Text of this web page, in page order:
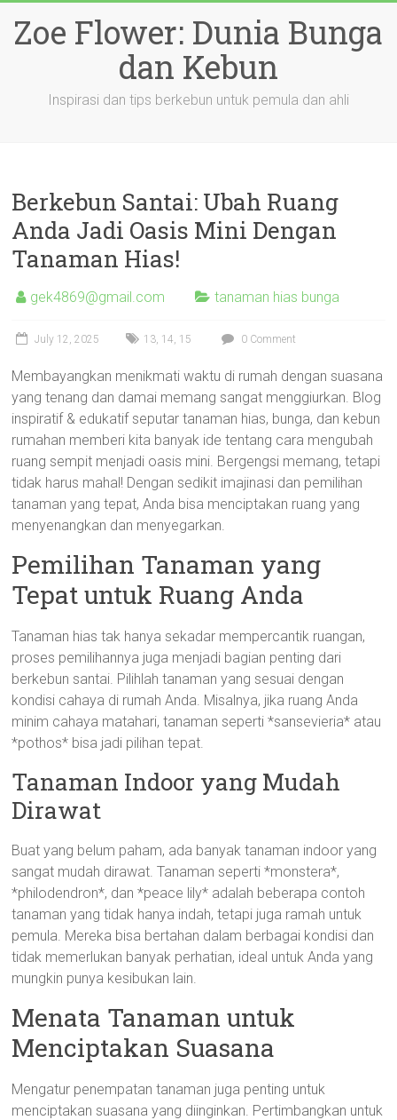
content
Zoe Flower: Dunia Bunga
dan Kebun
Inspirasi dan tips berkebun untuk pemula dan ahli
Berkebun Santai: Ubah Ruang
Anda Jadi Oasis Mini Dengan
Tanaman Hias!
gek4869@gmail.com tanaman hias bunga
July 12, 2025 13, 14, 15 0 Comment
Membayangkan menikmati waktu di rumah dengan suasana
yang tenang dan damai memang sangat menggiurkan. Blog
inspiratif & edukatif seputar tanaman hias, bunga, dan kebun
rumahan memberi kita banyak ide tentang cara mengubah
ruang sempit menjadi oasis mini. Bergengsi memang, tetapi
tidak harus mahal! Dengan sedikit imajinasi dan pemilihan
tanaman yang tepat, Anda bisa menciptakan ruang yang
menyenangkan dan menyegarkan.
Pemilihan Tanaman yang
Tepat untuk Ruang Anda
Tanaman hias tak hanya sekadar mempercantik ruangan,
proses pemilihannya juga menjadi bagian penting dari
berkebun santai. Pilihlah tanaman yang sesuai dengan
kondisi cahaya di rumah Anda. Misalnya, jika ruang Anda
minim cahaya matahari, tanaman seperti *sansevieria* atau
*pothos* bisa jadi pilihan tepat.
Tanaman Indoor yang Mudah
Dirawat
Buat yang belum paham, ada banyak tanaman indoor yang
sangat mudah dirawat. Tanaman seperti *monstera*,
*philodendron*, dan *peace lily* adalah beberapa contoh
tanaman yang tidak hanya indah, tetapi juga ramah untuk
pemula. Mereka bisa bertahan dalam berbagai kondisi dan
tidak memerlukan banyak perhatian, ideal untuk Anda yang
mungkin punya kesibukan lain.
Menata Tanaman untuk
Menciptakan Suasana
Mengatur penempatan tanaman juga penting untuk
menciptakan suasana yang diinginkan. Pertimbangkan untuk